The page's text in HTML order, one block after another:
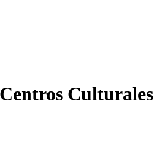
Culturales